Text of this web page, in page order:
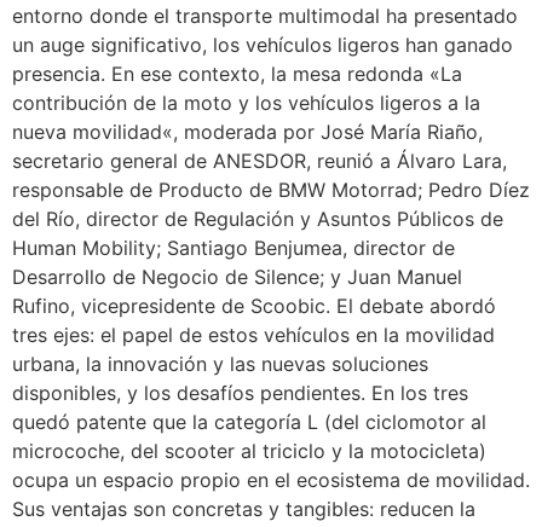
entorno donde el transporte multimodal ha presentado
un auge significativo, los vehículos ligeros han ganado
presencia. En ese contexto, la mesa redonda «La
contribución de la moto y los vehículos ligeros a la
nueva movilidad«, moderada por José María Riaño,
secretario general de ANESDOR, reunió a Álvaro Lara,
responsable de Producto de BMW Motorrad; Pedro Díez
del Río, director de Regulación y Asuntos Públicos de
Human Mobility; Santiago Benjumea, director de
Desarrollo de Negocio de Silence; y Juan Manuel
Rufino, vicepresidente de Scoobic. El debate abordó
tres ejes: el papel de estos vehículos en la movilidad
urbana, la innovación y las nuevas soluciones
disponibles, y los desafíos pendientes. En los tres
quedó patente que la categoría L (del ciclomotor al
microcoche, del scooter al triciclo y la motocicleta)
ocupa un espacio propio en el ecosistema de movilidad.
Sus ventajas son concretas y tangibles: reducen la